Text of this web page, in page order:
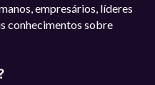
empresários, líderes
conhecimentos sobre